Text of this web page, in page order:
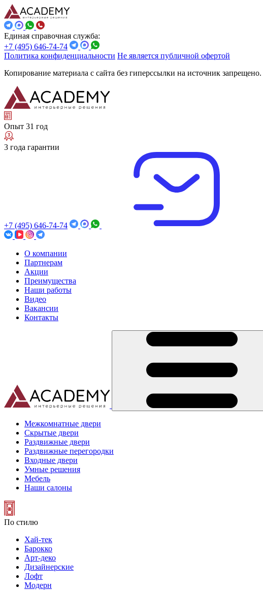
Единая справочная служба:
+7 (495) 646-74-74
Политика конфиденциальности Не является публичной офертой
Копирование материала с сайта без гиперссылки на источник запрещено.
Опыт 31 год
3 года гарантии
+7 (495) 646-74-74
О компании
Партнерам
Акции
Преимущества
Наши работы
Видео
Вакансии
Контакты
Межкомнатные двери
Скрытые двери
Раздвижные двери
Раздвижные перегородки
Входные двери
Умные решения
Мебель
Наши салоны
По стилю
Хай-тек
Барокко
Арт-деко
Дизайнерские
Лофт
Модерн